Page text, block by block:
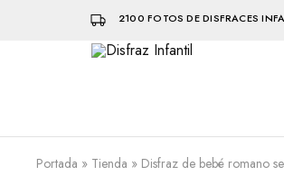
2100 FOTOS DE DISFRACES
hacen
la
Portada » Tienda » Disfraz de bebé romano